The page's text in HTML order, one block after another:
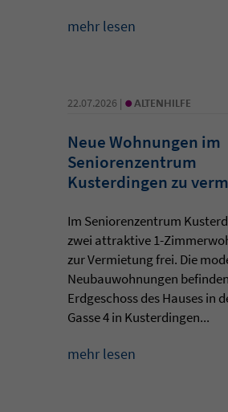
mehr lesen
22.07.2026 | • ALTENHILFE
Neue Wohnungen im
Seniorenzentrum
Kusterdingen zu
Im Seniorenzentrum
zwei attraktive 1-
zur Vermietung frei. Die
Neubauwohnungen
Erdgeschoss des Hauses in
Gasse 4 in Kusterdingen...
mehr lesen